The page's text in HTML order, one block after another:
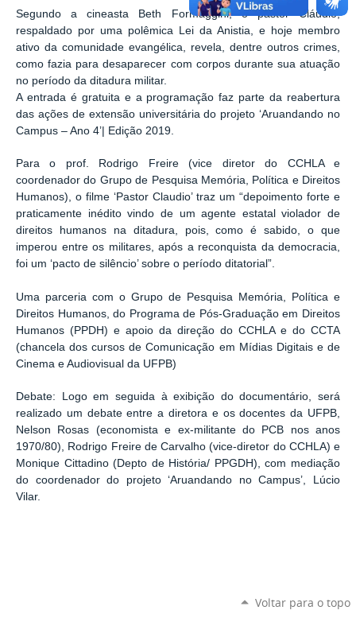
Segundo a cineasta Beth Formaggini, o pastor Cláudio,
respaldado por uma polêmica Lei da Anistia, e hoje membro
ativo da comunidade evangélica, revela, dentre outros crimes,
como fazia para desaparecer com corpos durante sua atuação
no período da ditadura militar.
A entrada é gratuita e a programação faz parte da reabertura
das ações de extensão universitária do projeto ‘Aruandando no
Campus – Ano 4’| Edição 2019.
Para o prof. Rodrigo Freire (vice diretor do CCHLA e
coordenador do Grupo de Pesquisa Memória, Política e Direitos
Humanos), o filme ‘Pastor Claudio’ traz um “depoimento forte e
praticamente inédito vindo de um agente estatal violador de
direitos humanos na ditadura, pois, como é sabido, o que
imperou entre os militares, após a reconquista da democracia,
foi um ‘pacto de silêncio’ sobre o período ditatorial”.
Uma parceria com o Grupo de Pesquisa Memória, Política e
Direitos Humanos, do Programa de Pós-Graduação em Direitos
Humanos (PPDH) e apoio da direção do CCHLA e do CCTA
(chancela dos cursos de Comunicação em Mídias Digitais e de
Cinema e Audiovisual da UFPB)
Debate: Logo em seguida à exibição do documentário, será
realizado um debate entre a diretora e os docentes da UFPB,
Nelson Rosas (economista e ex-militante do PCB nos anos
1970/80), Rodrigo Freire de Carvalho (vice-diretor do CCHLA) e
Monique Cittadino (Depto de História/ PPGDH), com mediação
do coordenador do projeto ‘Aruandando no Campus’, Lúcio
Vilar.
Voltar para o topo